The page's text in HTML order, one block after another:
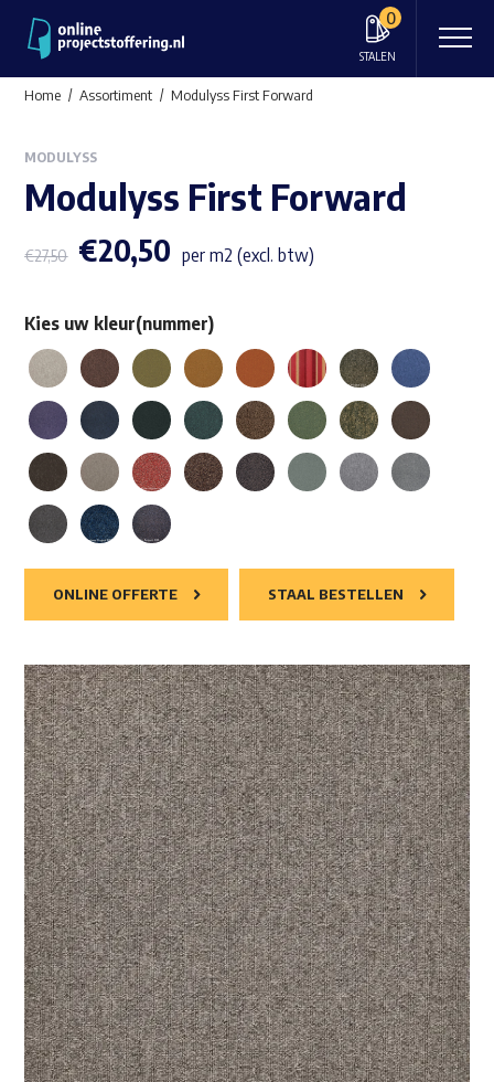
0
STALEN
Home Assortiment Modulyss First Forward
MODULYSS
Modulyss First Forward
€27,50 €20,50 per m2 (excl. btw)
Kies uw kleur(nummer)
ONLINE OFFERTE STAAL BESTELLEN